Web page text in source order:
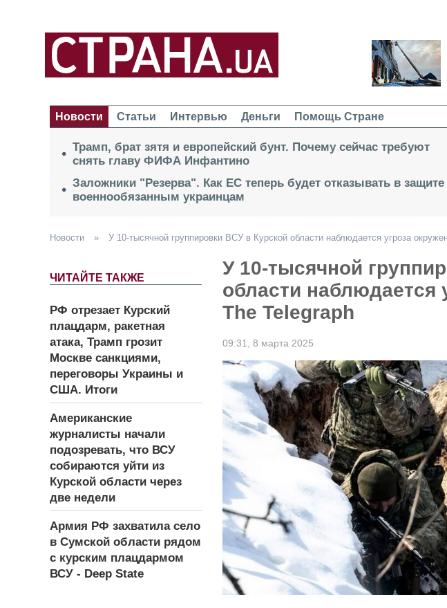
Новости
Статьи Интервью Деньги Помощь Стране
Трамп, брат зятя и европейский бунт. Почему сейчас требуют
снять главу ФИФА Инфантино
Заложники "Резерва". Как ЕС теперь будет отказывать в защите
военнообязанным украинцам
Новости » У 10-тысячной группировки ВСУ в Курской области наблюдается угроза
ЧИТАЙТЕ ТАКЖЕ
РФ отрезает Курский
плацдарм, ракетная
атака, Трамп грозит
Москве санкциями,
переговоры Украины и
США. Итоги
Американские
журналисты начали
подозревать, что ВСУ
собираются уйти из
Курской области через
две недели
Армия РФ захватила село
в Сумской области рядом
с курским плацдармом
ВСУ - Deep State
У 10-тысячной
области наблюдается
The Telegraph
09:31, 8 марта 2025